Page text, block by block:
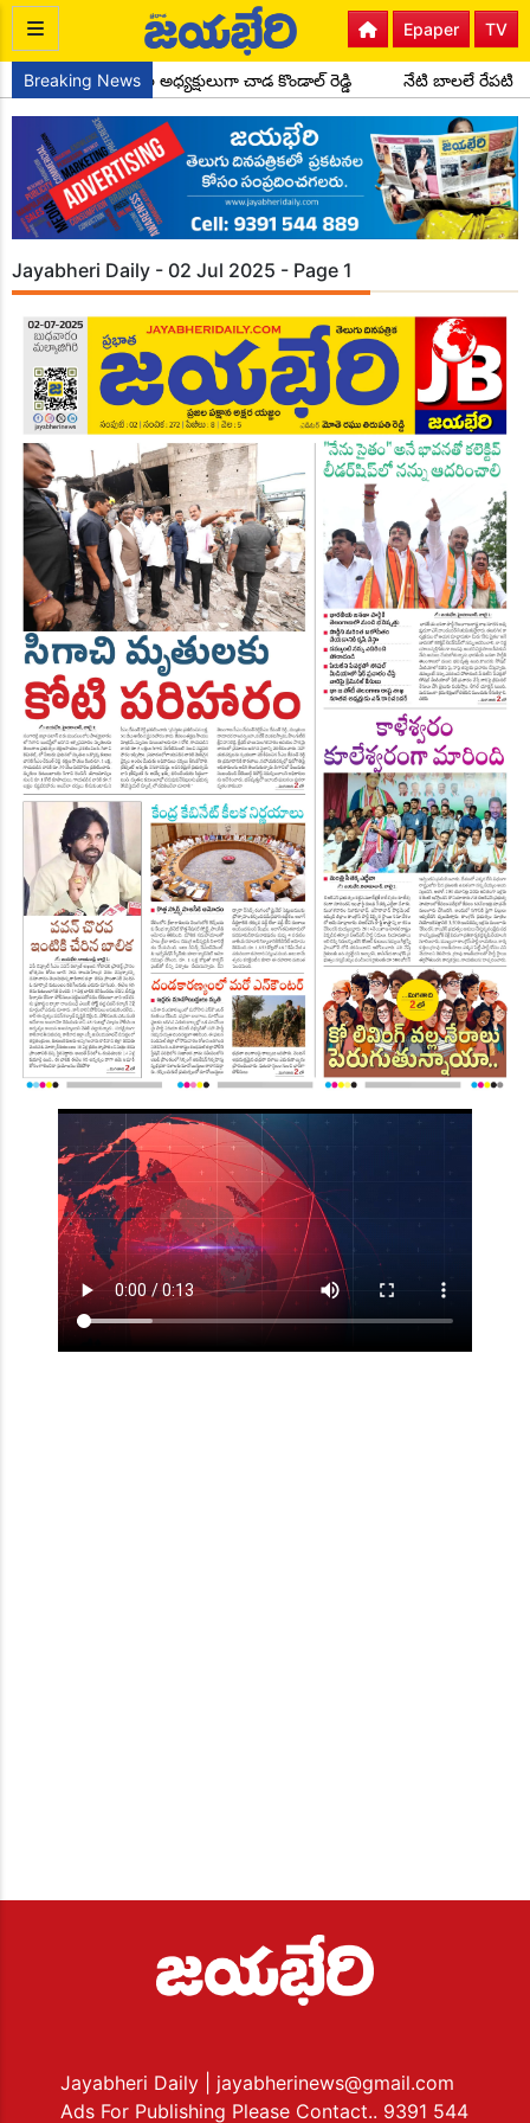
TV
Epaper
Breaking News
పార్టీ సైదాపూర్ మండల అధ్యక్షులుగా చాడ కొండాల్ రెడ్డి నేటి బాలలే రేపటి
Jayabheri Daily - 02 Jul 2025 - Page 1
Jayabheri Daily
| jayabherinews@gmail.com
Ads For Publishing Please Contact.. 9391 544